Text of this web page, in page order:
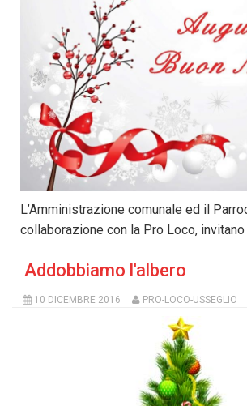
L’Amministrazione comunale ed il
collaborazione con la Pro Loco, invitano
Addobbiamo l'albero
10 DICEMBRE 2016 PRO-LOCO-USSEGLIO